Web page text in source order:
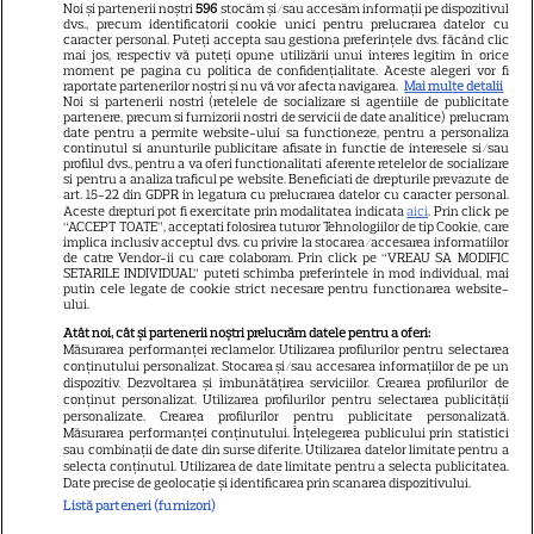
GSP
Știri mondene
Avantaje
Elle
Unica
Retete practice
URMĂREȘTE-NE PE
Copyright2026Ringier Romania – Toate Drepturile rezervate
Noi și partenerii noștri596 stocăm și/sau accesăm informații pe dispozitivul
dvs., precum identificatorii cookie unici pentru prelucrarea datelor cu
caracter personal. Puteți accepta sau gestiona preferințele dvs. făcând clic
mai jos, respectiv vă puteți opune utilizării unui interes legitim în orice
moment pe pagina cu politica de confidențialitate. Aceste alegeri vor fi
raportate partenerilor noștri și nu vă vor afecta navigarea. Mai multe detalii
Noi si partenerii nostri (retelele de socializare si agentiile de publicitate
partenere, precum si furnizorii nostri de servicii de date analitice) prelucram
date pentru a permite website-ului sa functioneze, pentru a personaliza
continutul si anunturile publicitare afisate in functie de interesele si/sau
profilul dvs., pentru a va oferi functionalitati aferente retelelor de socializare
si pentru a analiza traficul pe website. Beneficiati de drepturile prevazute de
art. 15-22 din GDPR in legatura cu prelucrarea datelor cu caracter personal.
Aceste drepturi pot fi exercitate prin modalitatea indicataaici. Prin click pe
“ACCEPT TOATE”, acceptati folosirea tuturor Tehnologiilor de tip Cookie, care
implica inclusiv acceptul dvs. cu privire la stocarea/accesarea informatiilor
de catre Vendor-ii cu care colaboram. Prin click pe “VREAU SA MODIFIC
SETARILE INDIVIDUAL” puteti schimba preferintele in mod individual, mai
putin cele legate de cookie strict necesare pentru functionarea website-
ului.
Atât noi, cât și partenerii noștri prelucrăm datele pentru a oferi:
Măsurarea performanței reclamelor. Utilizarea profilurilor pentru selectarea
conținutului personalizat. Stocarea și/sau accesarea informațiilor de pe un
dispozitiv. Dezvoltarea și îmbunătățirea serviciilor. Crearea profilurilor de
conținut personalizat. Utilizarea profilurilor pentru selectarea publicității
personalizate. Crearea profilurilor pentru publicitate personalizată.
Măsurarea performanței conținutului. Înțelegerea publicului prin statistici
sau combinații de date din surse diferite. Utilizarea datelor limitate pentru a
selecta conținutul. Utilizarea de date limitate pentru a selecta publicitatea.
Date precise de geolocație și identificarea prin scanarea dispozitivului.
Listă parteneri (furnizori)